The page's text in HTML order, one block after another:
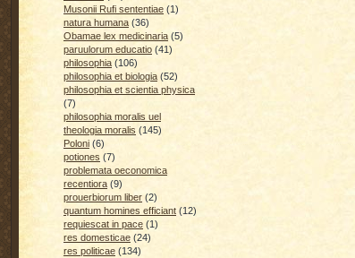
Musonii Rufi sententiae (1)
natura humana (36)
Obamae lex medicinaria (5)
paruulorum educatio (41)
philosophia (106)
philosophia et biologia (52)
philosophia et scientia physica
(7)
philosophia moralis uel
theologia moralis (145)
Poloni (6)
potiones (7)
problemata oeconomica
recentiora (9)
prouerbiorum liber (2)
quantum homines efficiant (12)
requiescat in pace (1)
res domesticae (24)
res politicae (134)